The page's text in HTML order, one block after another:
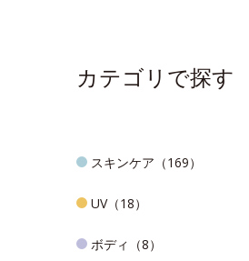
カテゴリで探す
スキンケア（169）
UV（18）
ボディ（8）